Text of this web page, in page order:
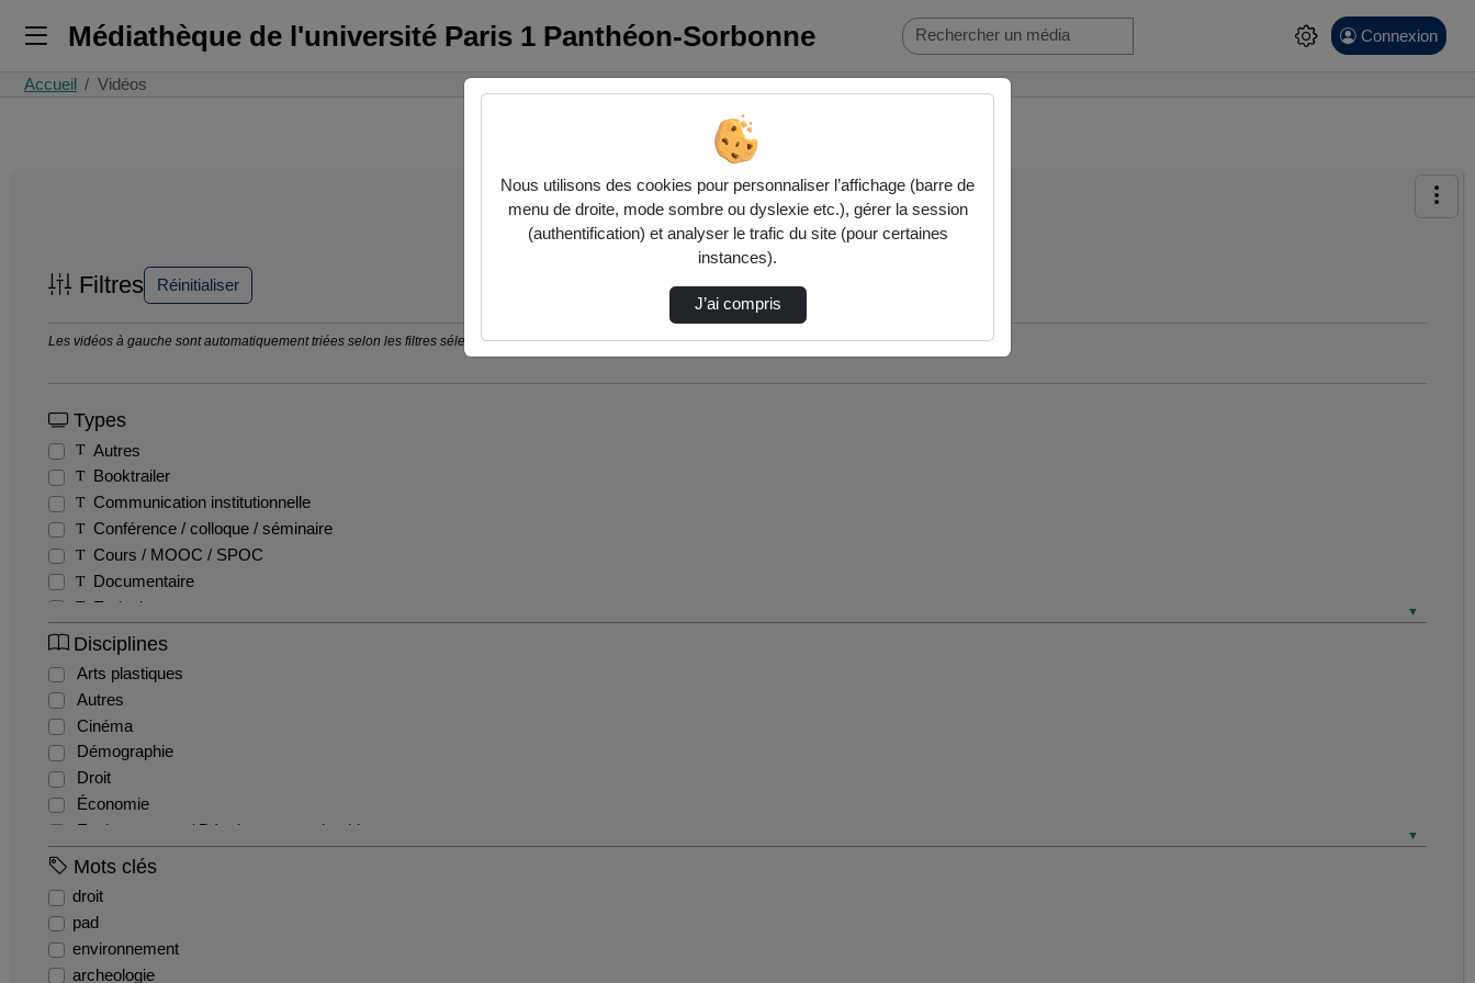
Médiathèque de l'université Paris 1 Panthéon-Sorbonne Connexion
Accueil Vidéos
Filtres Réinitialiser
Les vidéos à gauche sont automatiquement triées selon les filtres sélectionnés ci-dessous. Consultez les options pour ajuster les résultats.
Types
Autres
Booktrailer
Communication institutionnelle
Conférence / colloque / séminaire
Cours / MOOC / SPOC
Documentaire
Emission
Entretien / Témoignage / Retour d'expérience
Fiction
Film pédagogique
Reportage
Disciplines
Arts plastiques
Autres
Cinéma
Démographie
Droit
Économie
Environnement / Développement durable
EPS
Histoire
Mots clés
droit
pad
environnement
archeologie
Nous utilisons des cookies pour personnaliser l’affichage (barre de
menu de droite, mode sombre ou dyslexie etc.), gérer la session
(authentification) et analyser le trafic du site (pour certaines
instances).
J’ai compris